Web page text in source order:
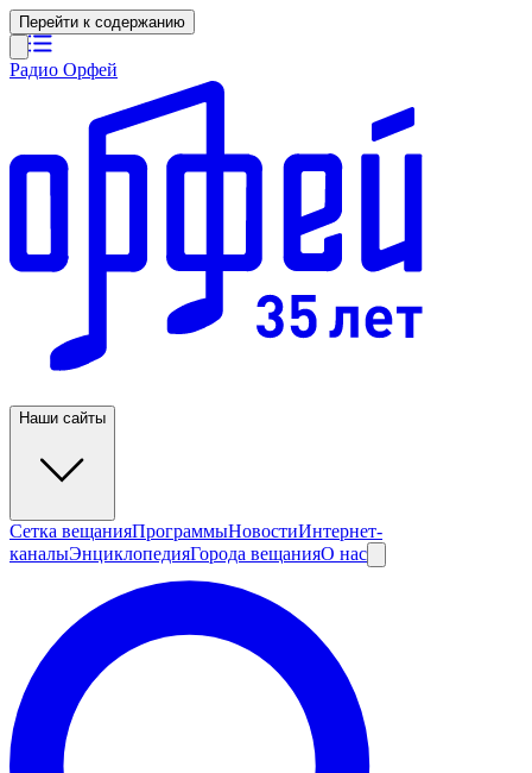
Перейти к содержанию
Радио Орфей
Наши сайты
Сетка вещанияПрограммыНовостиИнтернет-
каналыЭнциклопедияГорода вещанияО нас